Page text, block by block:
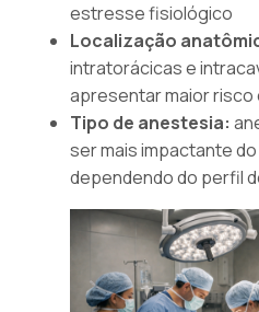
estresse fisiológico
Localização
intratorácicas e
apresentar maior risco
Tipo de anestesia:
ser mais impactante
dependendo do perfil